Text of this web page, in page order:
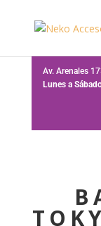
Av. Arenales
Lunes a